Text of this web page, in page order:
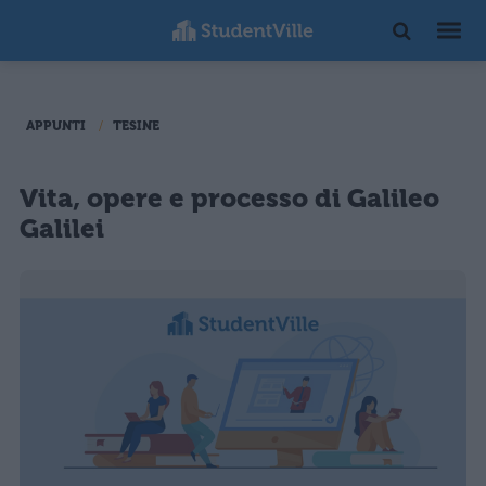
APPUNTI TESINE
Vita, opere e processo di Galileo
Galilei